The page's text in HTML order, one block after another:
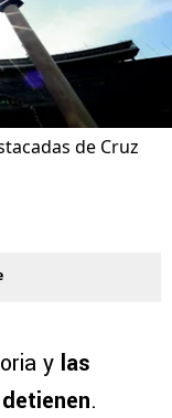
de Cruz
y las
.